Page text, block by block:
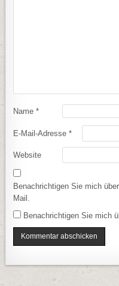
Name*
E-Mail-Adresse*
Website
Benachrichtigen Sie mich
Mail.
Benachrichtigen Sie mich